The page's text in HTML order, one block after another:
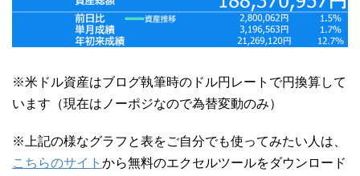
※米ドル資産はブログ執筆時のドル円レートで円換算して
います（現在はノーポジなので為替変動のみ）
※上記の様なグラフと表をご自分でも使ってみたい人は、
こちらのサイト から無料のエクセルツールをダウンロード